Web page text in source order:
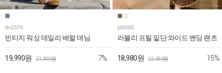
dn2374
빈티지 워싱 데일리 배럴 데님
19,990원 21,390원 7%
pt6505
러블리 프릴 밑단 와이드 밴딩 팬츠
18,980원 22,380원 15%